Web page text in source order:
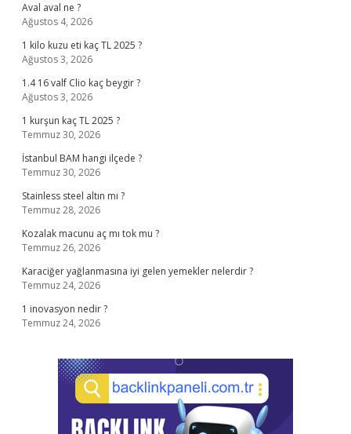
Aval aval ne ?
Ağustos 4, 2026
1 kilo kuzu eti kaç TL 2025 ?
Ağustos 3, 2026
1.4 16 valf Clio kaç beygir ?
Ağustos 3, 2026
1 kurşun kaç TL 2025 ?
Temmuz 30, 2026
İstanbul BAM hangi ilçede ?
Temmuz 30, 2026
Stainless steel altın mı ?
Temmuz 28, 2026
Kozalak macunu aç mı tok mu ?
Temmuz 26, 2026
Karaciğer yağlanmasına iyi gelen yemekler nelerdir ?
Temmuz 24, 2026
1 inovasyon nedir ?
Temmuz 24, 2026